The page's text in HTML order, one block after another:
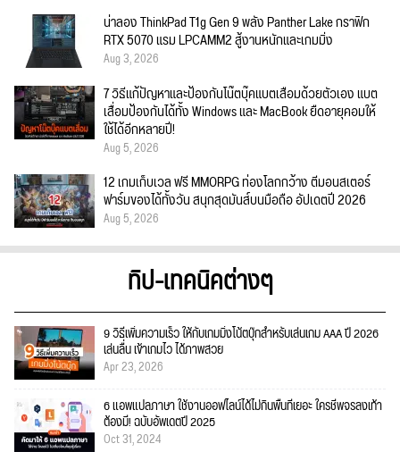
น่าลอง ThinkPad T1g Gen 9 พลัง Panther Lake กราฟิก
RTX 5070 แรม LPCAMM2 สู้งานหนักและเกมมิ่ง
Aug 3, 2026
7 วิธีแก้ปัญหาและป้องกันโน๊ตบุ๊คแบตเสื่อมด้วยตัวเอง แบต
เสื่อมป้องกันได้ทั้ง Windows และ MacBook ยืดอายุคอมให้
ใช้ได้อีกหลายปี!
Aug 5, 2026
12 เกมเก็บเวล ฟรี MMORPG ท่องโลกกว้าง ตีมอนสเตอร์
ฟาร์มของได้ทั้งวัน สนุกสุดมันส์บนมือถือ อัปเดตปี 2026
Aug 5, 2026
ทิป-เทคนิคต่างๆ
9 วิธีเพิ่มความเร็ว ให้กับเกมมิ่งโน้ตบุ๊กสำหรับเล่นเกม AAA ปี 2026
เล่นลื่น เข้าเกมไว ได้ภาพสวย
Apr 23, 2026
6 แอพแปลภาษา ใช้งานออฟไลน์ได้ไม่กินพื้นที่เยอะ ใครชีพจรลงเท้า
ต้องมี! ฉบับอัพเดตปี 2025
Oct 31, 2024